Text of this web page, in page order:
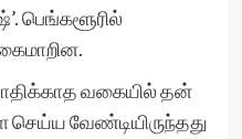
பெங்களூரில்
வகையில் தன்
செய்ய வேண்டியிருந்தது